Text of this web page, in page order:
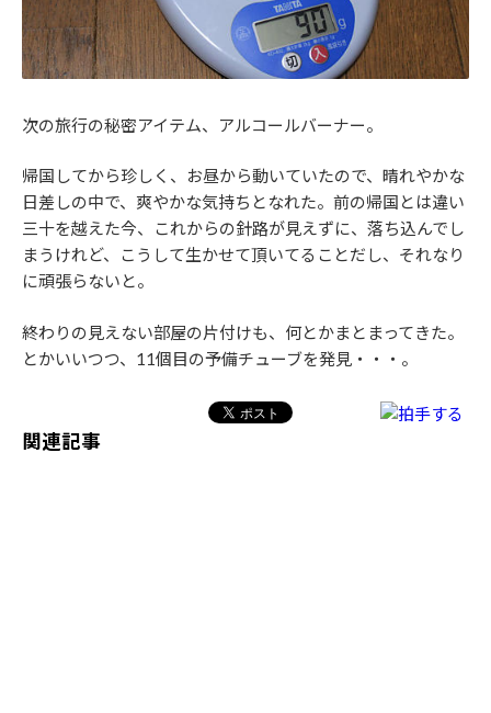
次の旅行の秘密アイテム、アルコールバーナー。
帰国してから珍しく、お昼から動いていたので、晴れやかな
日差しの中で、爽やかな気持ちとなれた。前の帰国とは違い
三十を越えた今、これからの針路が見えずに、落ち込んでし
まうけれど、こうして生かせて頂いてることだし、それなり
に頑張らないと。
終わりの見えない部屋の片付けも、何とかまとまってきた。
とかいいつつ、11個目の予備チューブを発見・・・。
関連記事